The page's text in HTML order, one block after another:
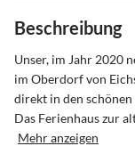
Beschreibung
Unser, im Jahr 2020
im Oberdorf von
direkt in den
Das Ferienhaus zur
Mehr anzeigen